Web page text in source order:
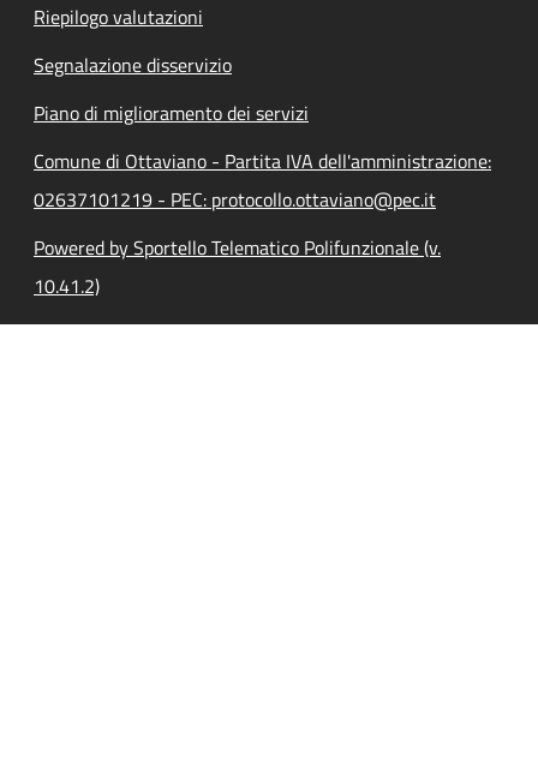
Riepilogo valutazioni
Segnalazione disservizio
Piano di miglioramento dei servizi
Comune di Ottaviano - Partita IVA dell'amministrazione:
02637101219 - PEC: protocollo.ottaviano@pec.it
Powered by Sportello Telematico Polifunzionale (v.
10.41.2)